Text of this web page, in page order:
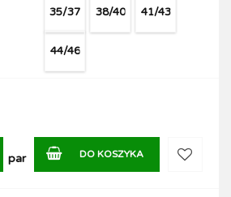
35/37 38/40 41/43
44/46
par DO KOSZYKA